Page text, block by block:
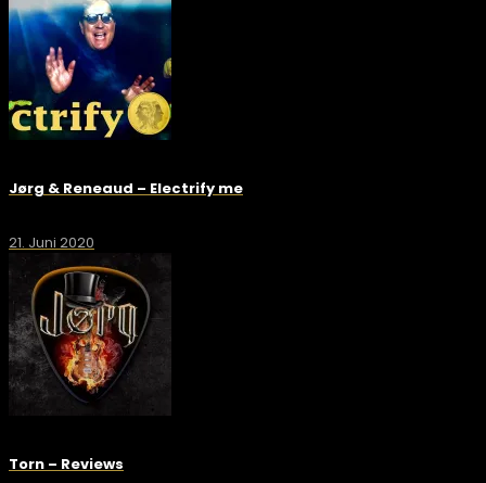
Jørg & Reneaud – Electrify me
21. Juni 2020
Torn – Reviews